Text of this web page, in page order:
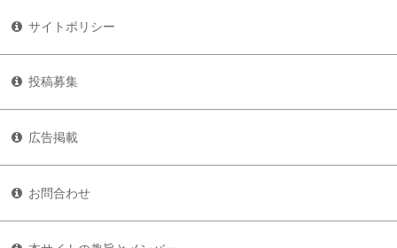
サイトポリシー
投稿募集
広告掲載
お問合わせ